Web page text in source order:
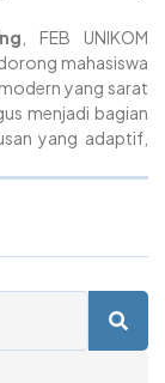
, FEB UNIKOM
mahasiswa
yang sarat
menjadi bagian
yang adaptif,